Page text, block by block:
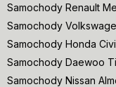
Samochody Renault
Samochody
Samochody Honda
Samochody Daewoo
Samochody Nissan